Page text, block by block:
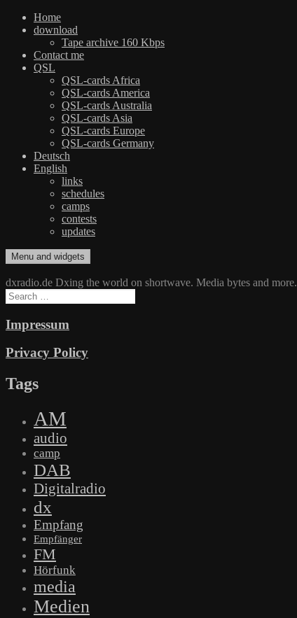
Home
download
Tape archive 160 Kbps
Contact me
QSL
QSL-cards Africa
QSL-cards America
QSL-cards Australia
QSL-cards Asia
QSL-cards Europe
QSL-cards Germany
Deutsch
English
links
schedules
camps
contests
updates
Skip
to
content
dxradio.de
DXing the world on shortwave
Menu and widgets
dxradio.de Dxing the world on shortwave. Media bytes and more.
Search
for:
Impressum
Privacy Policy
Tags
AM
audio
camp
DAB
Digitalradio
dx
Empfang
Empfänger
FM
Hörfunk
media
Medien